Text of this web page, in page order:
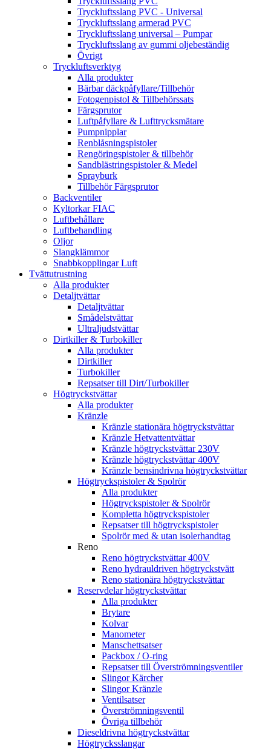
Tryckluftsslang PVC - Universal
Tryckluftsslang armerad PVC
Tryckluftsslang universal – Pumpar
Tryckluftsslang av gummi oljebeständig
Övrigt
Tryckluftsverktyg
Alla produkter
Bärbar däckpåfyllare/Tillbehör
Fotogenpistol & Tillbehörssats
Färgsprutor
Luftpåfyllare & Lufttrycksmätare
Pumpnipplar
Renblåsningspistoler
Rengöringspistoler & tillbehör
Sandblästringspistoler & Medel
Sprayburk
Tillbehör Färgsprutor
Backventiler
Kyltorkar FIAC
Luftbehållare
Luftbehandling
Oljor
Slangklämmor
Snabbkopplingar Luft
Tvättutrustning
Alla produkter
Detaljtvättar
Detaljtvättar
Smådelstvättar
Ultraljudstvättar
Dirtkiller & Turbokiller
Alla produkter
Dirtkiller
Turbokiller
Repsatser till Dirt/Turbokiller
Högtryckstvättar
Alla produkter
Kränzle
Kränzle stationära högtryckstvättar
Kränzle Hetvattentvättar
Kränzle högtryckstvättar 230V
Kränzle högtryckstvättar 400V
Kränzle bensindrivna högtryckstvättar
Högtryckspistoler & Spolrör
Alla produkter
Högtryckspistoler & Spolrör
Kompletta högtryckspistoler
Repsatser till högtryckspistoler
Spolrör med & utan isolerhandtag
Reno
Reno högtryckstvättar 400V
Reno hydrauldriven högtryckstvätt
Reno stationära högtryckstvättar
Reservdelar högtryckstvättar
Alla produkter
Brytare
Kolvar
Manometer
Manschettsatser
Packbox / O-ring
Repsatser till Överströmningsventiler
Slingor Kärcher
Slingor Kränzle
Ventilsatser
Överströmningsventil
Övriga tillbehör
Dieseldrivna högtryckstvättar
Högtrycksslangar